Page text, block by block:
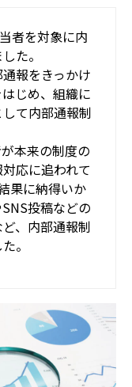
者を対象に内
た。
報をきっかけ
じめ、組織に
て内部通報制
本来の制度の
応に追われて
果に納得いか
投稿などの
、内部通報制
。